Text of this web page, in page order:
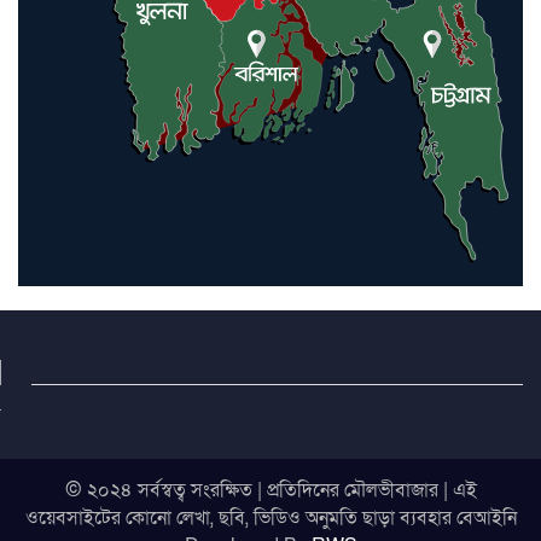
© ২০২৪ সর্বস্বত্ব সংরক্ষিত | প্রতিদিনের মৌলভীবাজার | এই
ওয়েবসাইটের কোনো লেখা, ছবি, ভিডিও অনুমতি ছাড়া ব্যবহার বেআইনি